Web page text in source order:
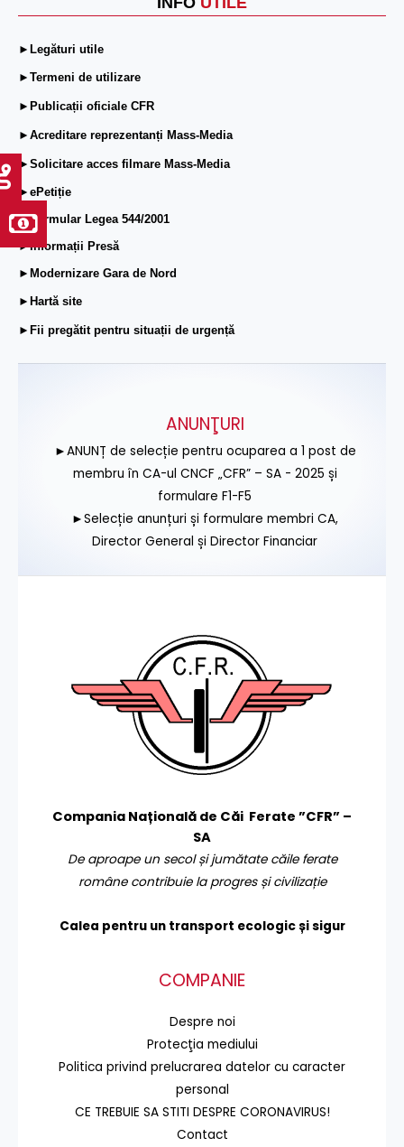
►Legături utile
►Termeni de utilizare
►Publicații oficiale CFR
►Acreditare reprezentanți Mass-Media
►Solicitare acces filmare Mass-Media
►ePetiție
►Formular Legea 544/2001
►Informații Presă
►Modernizare Gara de Nord
►Hartă site
►Fii pregătit pentru situații de urgență
ANUNŢURI
►ANUNȚ de selecție pentru ocuparea a 1 post de
membru în CA-ul CNCF „CFR” – SA - 2025 și
formulare F1-F5
►Selecție anunțuri și formulare membri CA,
Director General și Director Financiar
Compania Națională de Căi Ferate ”CFR” –
SA
De aproape un secol și jumătate căile ferate
române contribuie la progres și civilizație
Calea pentru un transport ecologic și sigur
COMPANIE
Despre noi
Protecţia mediului
Politica privind prelucrarea datelor cu caracter
personal
CE TREBUIE SA STITI DESPRE CORONAVIRUS!
Contact